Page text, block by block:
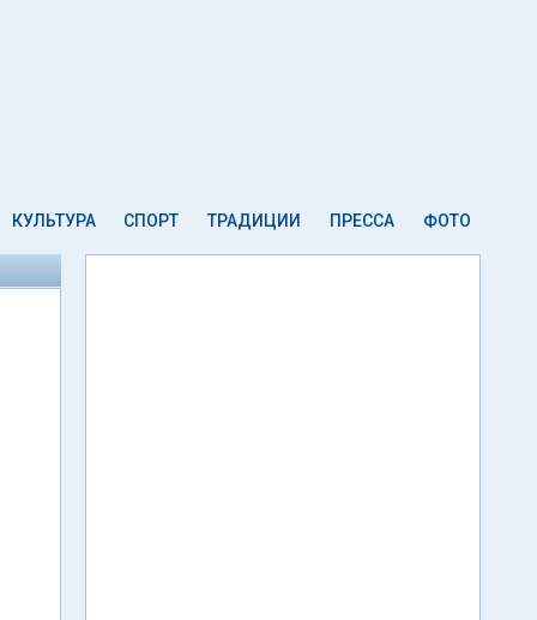
КУЛЬТУРА СПОРТ ТРАДИЦИИ ПРЕССА ФОТО